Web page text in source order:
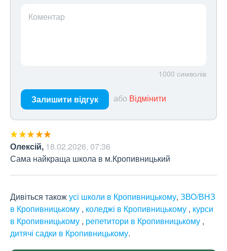
Коментар
1000 символів
Залишити відгук або Відмінити
Олексій, 18.02.2026, 07:36
Сама найкраща школа в м.Кропивницький
Дивіться такожусі школи в Кропивницькому, ЗВО/ВНЗ
в Кропивницькому , коледжі в Кропивницькому , курси
в Кропивницькому , репетитори в Кропивницькому ,
дитячі садки в Кропивницькому.